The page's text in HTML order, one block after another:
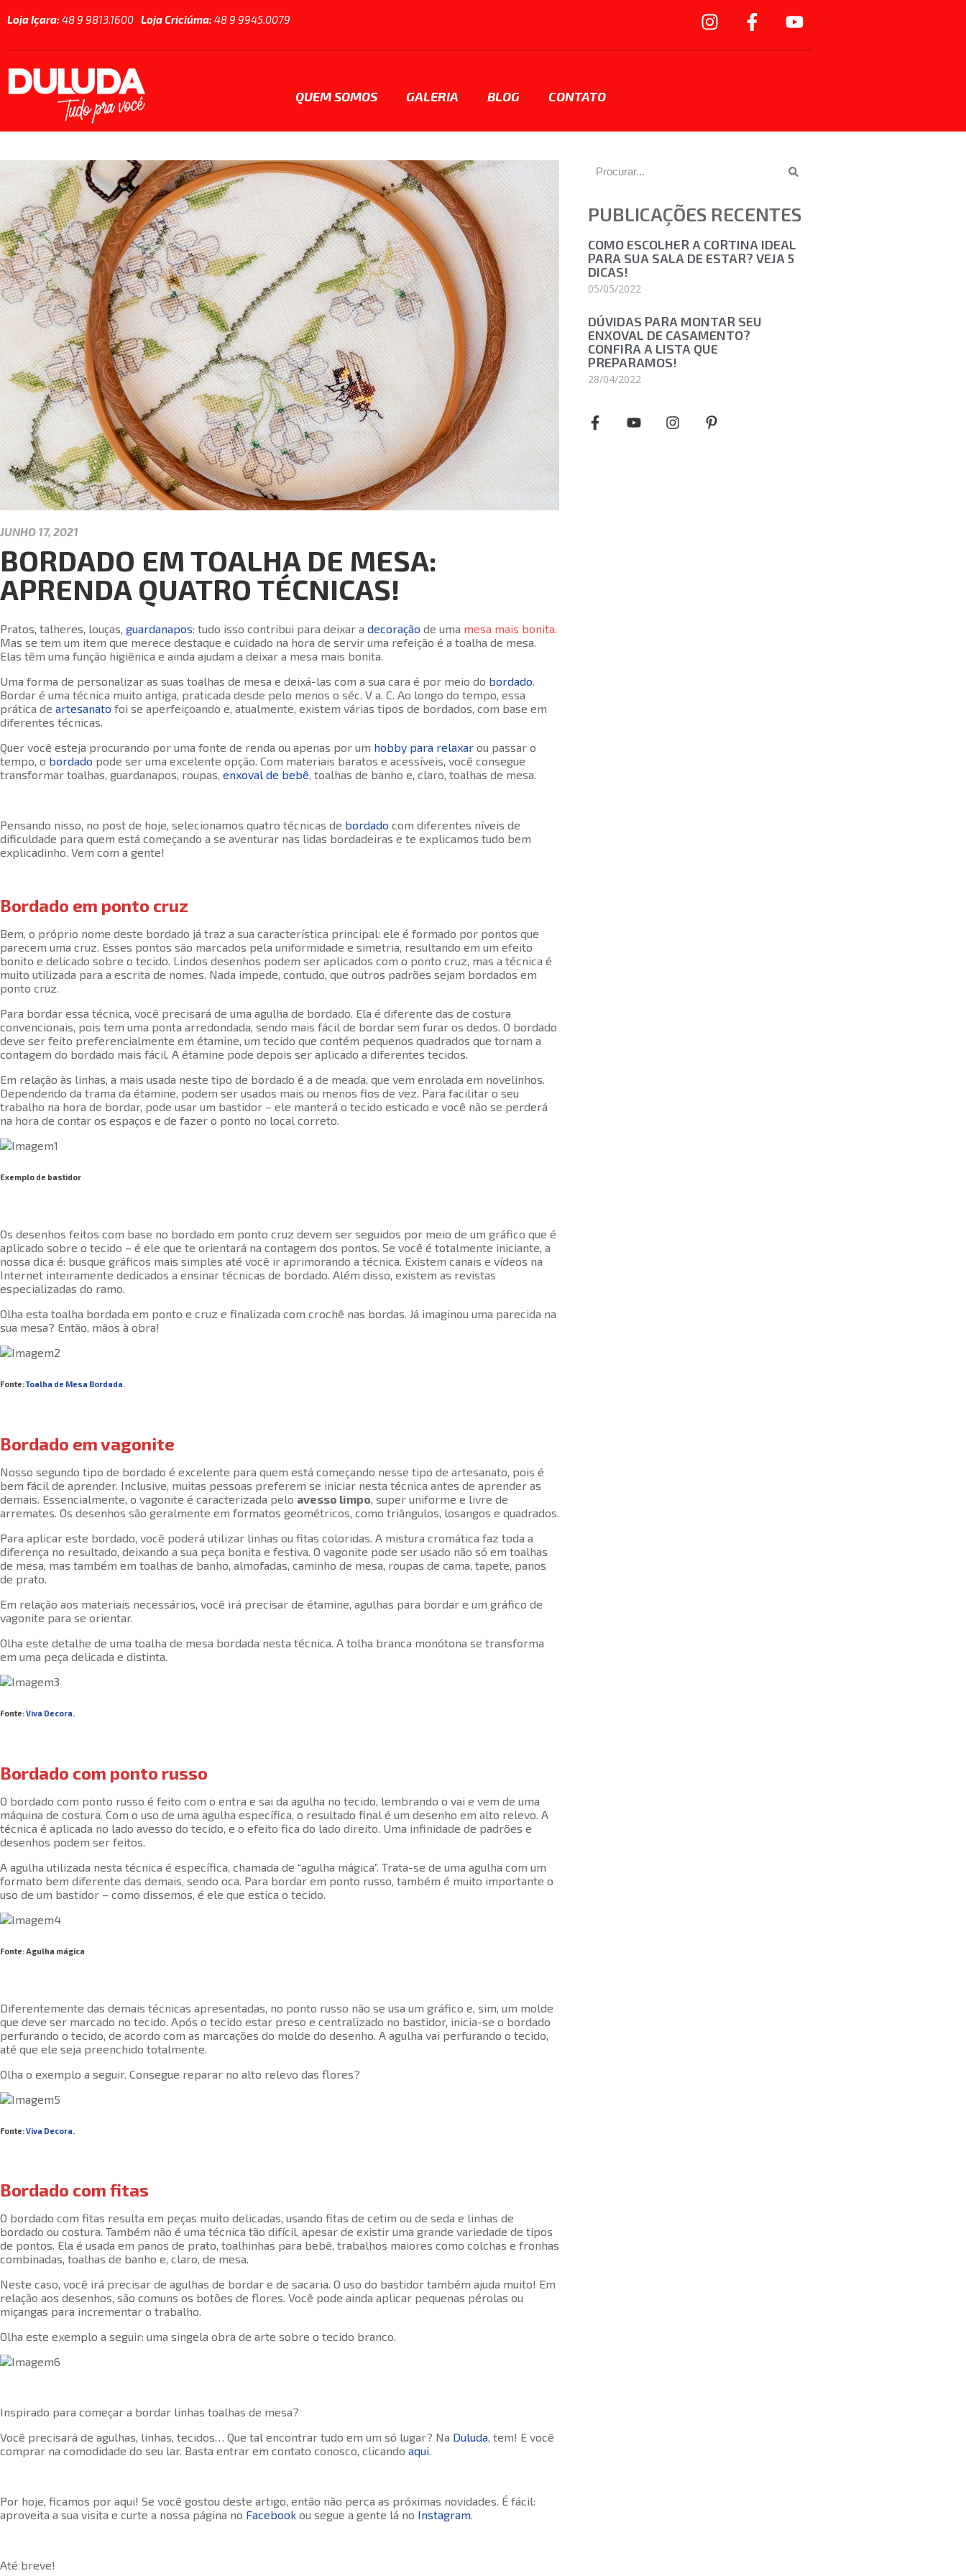
Loja Içara: 48 9 9813.1600 Loja Criciúma: 48 9 9945.0079
QUEM SOMOS GALERIA BLOG CONTATO
JUNHO 17, 2021
BORDADO EM TOALHA DE MESA:
APRENDA QUATRO TÉCNICAS!
Pratos, talheres, louças, guardanapos: tudo isso contribui para deixar a decoração de uma mesa mais bonita.
Mas se tem um item que merece destaque e cuidado na hora de servir uma refeição é a toalha de mesa.
Elas têm uma função higiênica e ainda ajudam a deixar a mesa mais bonita.
Uma forma de personalizar as suas toalhas de mesa e deixá-las com a sua cara é por meio do bordado.
Bordar é uma técnica muito antiga, praticada desde pelo menos o séc. V a. C. Ao longo do tempo, essa
prática de artesanato foi se aperfeiçoando e, atualmente, existem várias tipos de bordados, com base em
diferentes técnicas.
Quer você esteja procurando por uma fonte de renda ou apenas por um hobby para relaxar ou passar o
tempo, o bordado pode ser uma excelente opção. Com materiais baratos e acessíveis, você consegue
transformar toalhas, guardanapos, roupas, enxoval de bebê, toalhas de banho e, claro, toalhas de mesa.
Pensando nisso, no post de hoje, selecionamos quatro técnicas de bordado com diferentes níveis de
dificuldade para quem está começando a se aventurar nas lidas bordadeiras e te explicamos tudo bem
explicadinho. Vem com a gente!
Bordado em ponto cruz
Bem, o próprio nome deste bordado já traz a sua característica principal: ele é formado por pontos que
parecem uma cruz. Esses pontos são marcados pela uniformidade e simetria, resultando em um efeito
bonito e delicado sobre o tecido. Lindos desenhos podem ser aplicados com o ponto cruz, mas a técnica é
muito utilizada para a escrita de nomes. Nada impede, contudo, que outros padrões sejam bordados em
ponto cruz.
Para bordar essa técnica, você precisará de uma agulha de bordado. Ela é diferente das de costura
convencionais, pois tem uma ponta arredondada, sendo mais fácil de bordar sem furar os dedos. O bordado
deve ser feito preferencialmente em étamine, um tecido que contém pequenos quadrados que tornam a
contagem do bordado mais fácil. A étamine pode depois ser aplicado a diferentes tecidos.
Em relação às linhas, a mais usada neste tipo de bordado é a de meada, que vem enrolada em novelinhos.
Dependendo da trama da étamine, podem ser usados mais ou menos fios de vez. Para facilitar o seu
trabalho na hora de bordar, pode usar um bastidor – ele manterá o tecido esticado e você não se perderá
na hora de contar os espaços e de fazer o ponto no local correto.
Exemplo de bastidor
Os desenhos feitos com base no bordado em ponto cruz devem ser seguidos por meio de um gráfico que é
aplicado sobre o tecido – é ele que te orientará na contagem dos pontos. Se você é totalmente iniciante, a
nossa dica é: busque gráficos mais simples até você ir aprimorando a técnica. Existem canais e vídeos na
Internet inteiramente dedicados a ensinar técnicas de bordado. Além disso, existem as revistas
especializadas do ramo.
Olha esta toalha bordada em ponto e cruz e finalizada com crochê nas bordas. Já imaginou uma parecida na
sua mesa? Então, mãos à obra!
Fonte:Toalha de Mesa Bordada.
Bordado em vagonite
Nosso segundo tipo de bordado é excelente para quem está começando nesse tipo de artesanato, pois é
bem fácil de aprender. Inclusive, muitas pessoas preferem se iniciar nesta técnica antes de aprender as
demais. Essencialmente, o vagonite é caracterizada pelo avesso limpo, super uniforme e livre de
arremates. Os desenhos são geralmente em formatos geométricos, como triângulos, losangos e quadrados.
Para aplicar este bordado, você poderá utilizar linhas ou fitas coloridas. A mistura cromática faz toda a
diferença no resultado, deixando a sua peça bonita e festiva. O vagonite pode ser usado não só em toalhas
de mesa, mas também em toalhas de banho, almofadas, caminho de mesa, roupas de cama, tapete, panos
de prato.
Em relação aos materiais necessários, você irá precisar de étamine, agulhas para bordar e um gráfico de
vagonite para se orientar.
Olha este detalhe de uma toalha de mesa bordada nesta técnica. A tolha branca monótona se transforma
em uma peça delicada e distinta.
Fonte:Viva Decora.
Bordado com ponto russo
O bordado com ponto russo é feito com o entra e sai da agulha no tecido, lembrando o vai e vem de uma
máquina de costura. Com o uso de uma agulha específica, o resultado final é um desenho em alto relevo. A
técnica é aplicada no lado avesso do tecido, e o efeito fica do lado direito. Uma infinidade de padrões e
desenhos podem ser feitos.
A agulha utilizada nesta técnica é específica, chamada de “agulha mágica”. Trata-se de uma agulha com um
formato bem diferente das demais, sendo oca. Para bordar em ponto russo, também é muito importante o
uso de um bastidor – como dissemos, é ele que estica o tecido.
Fonte: Agulha mágica
Diferentemente das demais técnicas apresentadas, no ponto russo não se usa um gráfico e, sim, um molde
que deve ser marcado no tecido. Após o tecido estar preso e centralizado no bastidor, inicia-se o bordado
perfurando o tecido, de acordo com as marcações do molde do desenho. A agulha vai perfurando o tecido,
até que ele seja preenchido totalmente.
Olha o exemplo a seguir. Consegue reparar no alto relevo das flores?
Fonte:Viva Decora.
Bordado com fitas
O bordado com fitas resulta em peças muito delicadas, usando fitas de cetim ou de seda e linhas de
bordado ou costura. Também não é uma técnica tão difícil, apesar de existir uma grande variedade de tipos
de pontos. Ela é usada em panos de prato, toalhinhas para bebê, trabalhos maiores como colchas e fronhas
combinadas, toalhas de banho e, claro, de mesa.
Neste caso, você irá precisar de agulhas de bordar e de sacaria. O uso do bastidor também ajuda muito! Em
relação aos desenhos, são comuns os botões de flores. Você pode ainda aplicar pequenas pérolas ou
miçangas para incrementar o trabalho.
Olha este exemplo a seguir: uma singela obra de arte sobre o tecido branco.
Inspirado para começar a bordar linhas toalhas de mesa?
Você precisará de agulhas, linhas, tecidos… Que tal encontrar tudo em um só lugar? Na Duluda, tem! E você
comprar na comodidade do seu lar. Basta entrar em contato conosco, clicando aqui.
Por hoje, ficamos por aqui! Se você gostou deste artigo, então não perca as próximas novidades. É fácil:
aproveita a sua visita e curte a nossa página no Facebook ou segue a gente lá no Instagram.
Até breve!
PUBLICAÇÕES RECENTES
COMO ESCOLHER A CORTINA IDEAL
PARA SUA SALA DE ESTAR? VEJA 5
DICAS!
05/05/2022
DÚVIDAS PARA MONTAR SEU
ENXOVAL DE CASAMENTO?
CONFIRA A LISTA QUE
PREPARAMOS!
28/04/2022